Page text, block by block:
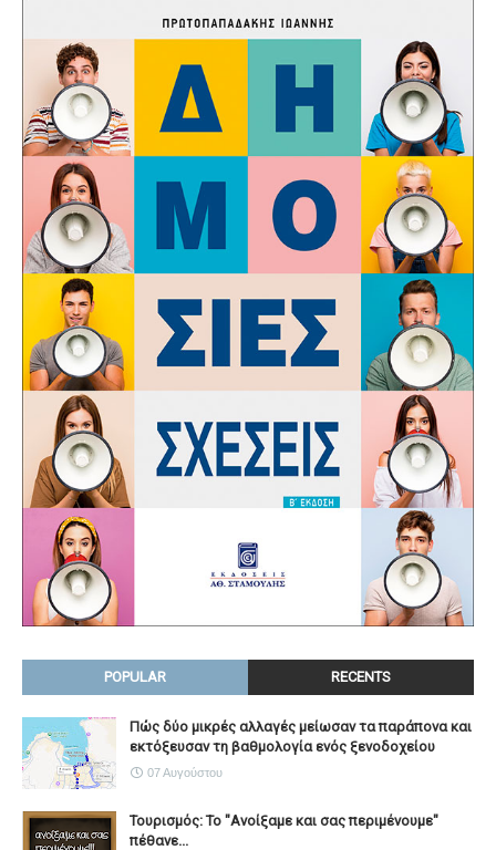
POPULAR RECENTS
Πώς δύο μικρές αλλαγές μείωσαν τα παράπονα και
εκτόξευσαν τη βαθμολογία ενός ξενοδοχείου
07 Αυγούστου
Τουρισμός: Το "Ανοίξαμε και σας περιμένουμε"
πέθανε...